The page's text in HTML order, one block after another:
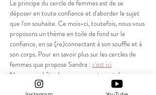
Le principe du cercle de femmes est de se
déposer en toute confiance et d'aborder le sujet
que l'on souhaite. Ce mois-ci, toutefois, nous vous
proposons un thème en toile de fond sur la
confiance, en se (re)connectant à son souffle et à
son corps. Pour en savoir plus sur les cercles de
femmes que propose Sandra : c'est ici
Nous avons hâte de vous rencontrer et de
partager ce moment ensemble.